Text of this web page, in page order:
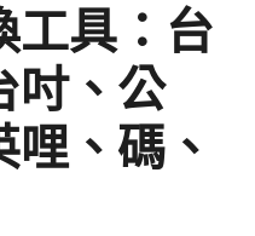
工具：台
吋、公
、碼、